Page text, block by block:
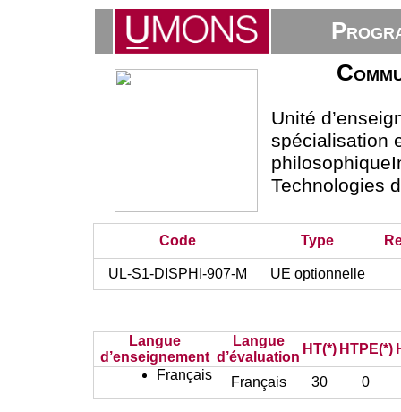
Unité
spécialisation
Technologies
Code Type
UL-S1-DISPHI-907-M UE optionnelle
Langue
d’enseignement
Langue
d’évaluation
HT(*) HTPE(*)
Français
Français 30 0